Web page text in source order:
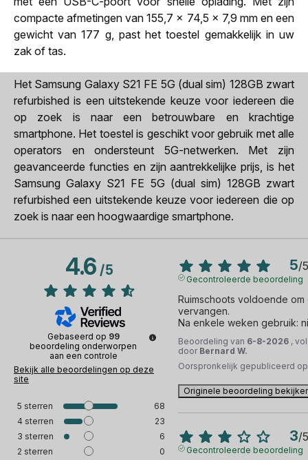
compacte afmetingen van 155,7 x 74,5 x 7,9 mm en een
gewicht van 177 g, past het toestel gemakkelijk in uw
zak of tas.
Het Samsung Galaxy S21 FE 5G (dual sim) 128GB zwart
refurbished is een uitstekende keuze voor iedereen die
op zoek is naar een betrouwbare en krachtige
smartphone. Het toestel is geschikt voor gebruik met alle
operators en ondersteunt 5G-netwerken. Met zijn
geavanceerde functies en zijn aantrekkelijke prijs, is het
Samsung Galaxy S21 FE 5G (dual sim) 128GB zwart
refurbished een uitstekende keuze voor iedereen die op
zoek is naar een hoogwaardige smartphone.
4.6/5
Gebaseerd op 99
beoordeling onderworpen
aan een controle
Bekijk alle beoordelingen op deze
site
5 sterren
68
4 sterren
23
3 sterren
6
2 sterren
0
5/5
Gecontroleerde beoordeling
Ruimschoots voldoende om
vervangen.
Na enkele weken gebruik:
Beoordeling van 6-8-2026 ,
door Bernard W.
Oorspronkelijk gepubliceerd
Originele beoordeling
3/5
Gecontroleerde beoordeling